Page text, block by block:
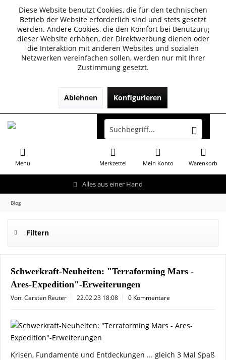
Diese Website benutzt Cookies, die für den technischen
Betrieb der Website erforderlich sind und stets gesetzt
werden. Andere Cookies, die den Komfort bei Benutzung
dieser Website erhöhen, der Direktwerbung dienen oder
die Interaktion mit anderen Websites und sozialen
Netzwerken vereinfachen sollen, werden nur mit Ihrer
Zustimmung gesetzt.
Ablehnen Konfigurieren
Alles aus einer Hand
Menü Warenkorb
Merkzettel Mein Konto
Blog
Filtern
Schwerkraft-Neuheiten: "Terraforming Mars -
Ares-Expedition"-Erweiterungen
Von: Carsten Reuter 22.02.23 18:08 0 Kommentare
Krisen, Fundamente und Entdeckungen ... gleich 3 Mal Spaß